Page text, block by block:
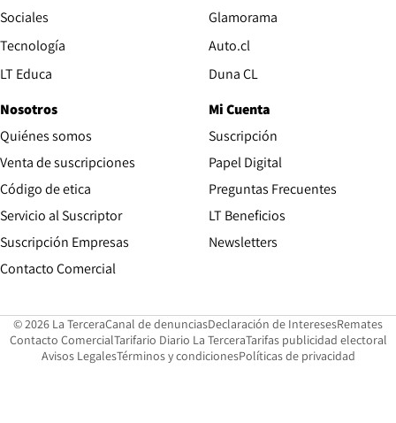
Sociales
Tecnología
LT Educa
Glamorama
Auto.cl
Duna CL
Nosotros
Quiénes somos
Venta de suscripciones
Código de etica Opens in new window
Servicio al Suscriptor
Suscripción Empresas
Contacto Comercial
Mi Cuenta
Suscripción
Papel Digital
Preguntas Frecuentes
LT Beneficios
Newsletters
© 2026 La TerceraCanal de denunciasOpens in new window
Declaración de InteresesOpens in
Remates
Contacto ComercialOpens in new window
Tarifario Diario La TerceraOpens in new window
Tarifas publicidad electoral
Avisos LegalesOpens in new window
Términos y condicionesPolíticas de privacidad